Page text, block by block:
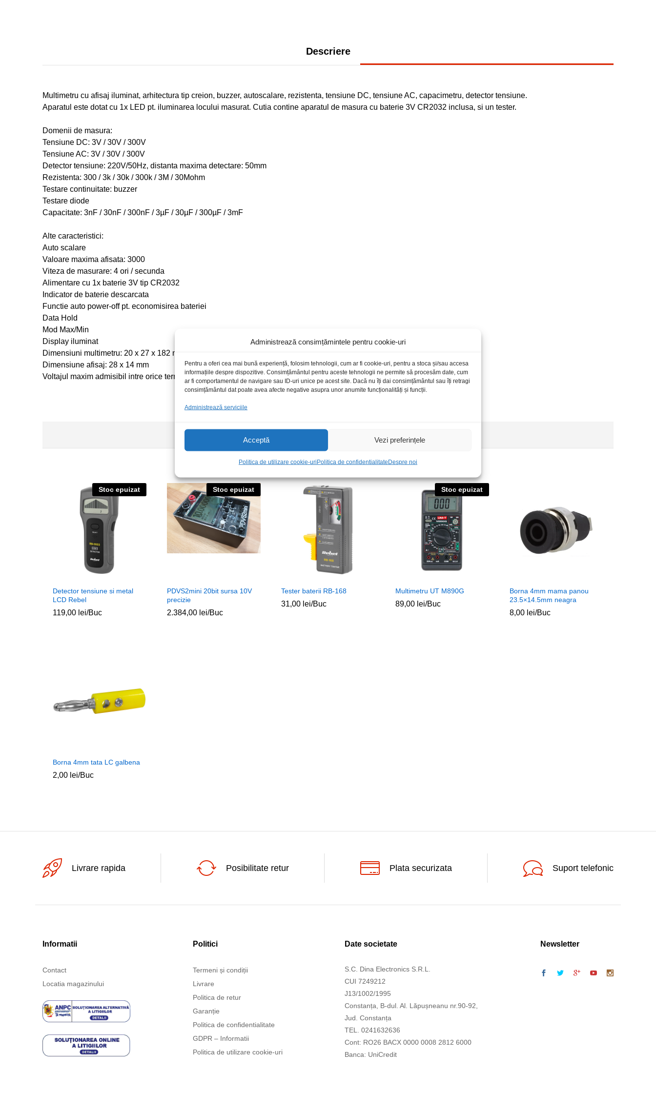
Administrează consimțămintele pentru cookie-uri
Pentru a oferi cea mai bună experiență, folosim tehnologii, cum ar fi cookie-uri, pentru a stoca și/sau accesa
informațiile despre dispozitive. Consimțământul pentru aceste tehnologii ne permite să procesăm date, cum
ar fi comportamentul de navigare sau ID-uri unice pe acest site. Dacă nu îți dai consimțământul sau îți retragi
consimțământul dat poate avea afecte negative asupra unor anumite funcționalități și funcții.
Administrează serviciile
Acceptă Vezi preferințele
Politica de utilizare cookie-uriPolitica de confidentialitateDespre noi
Descriere
Multimetru cu afisaj iluminat, arhitectura tip creion, buzzer, autoscalare, rezistenta, tensiune DC, tensiune AC, capacimetru, detector tensiune.
Aparatul este dotat cu 1x LED pt. iluminarea locului masurat. Cutia contine aparatul de masura cu baterie 3V CR2032 inclusa, si un tester.
Domenii de masura:
Tensiune DC: 3V / 30V / 300V
Tensiune AC: 3V / 30V / 300V
Detector tensiune: 220V/50Hz, distanta maxima detectare: 50mm
Rezistenta: 300 / 3k / 30k / 300k / 3M / 30Mohm
Testare continuitate: buzzer
Testare diode
Capacitate: 3nF / 30nF / 300nF / 3µF / 30µF / 300µF / 3mF
Alte caracteristici:
Auto scalare
Valoare maxima afisata: 3000
Viteza de masurare: 4 ori / secunda
Alimentare cu 1x baterie 3V tip CR2032
Indicator de baterie descarcata
Functie auto power-off pt. economisirea bateriei
Data Hold
Mod Max/Min
Display iluminat
Dimensiuni multimetru: 20 x 27 x 182 mm
Dimensiune afisaj: 28 x 14 mm
Voltajul maxim admisibil intre orice terminal si pamantare: 300V rms
Produse recomandate
Stoc epuizat
Detector tensiune si metal
LCD Rebel
119,00 lei/Buc
Stoc epuizat
PDVS2mini 20bit sursa 10V
precizie
2.384,00 lei/Buc
Tester baterii RB-168
31,00 lei/Buc
Stoc epuizat
Multimetru UT M890G
89,00 lei/Buc
Borna 4mm mama panou
23.5×14.5mm neagra
8,00 lei/Buc
Borna 4mm tata LC galbena
2,00 lei/Buc
Livrare rapida Posibilitate retur Plata securizata Suport telefonic
Informatii
Contact
Locatia magazinului
Politici
Termeni și condiții
Livrare
Politica de retur
Garanție
Politica de confidentialitate
GDPR – Informatii
Politica de utilizare cookie-uri
Date societate
S.C. Dina Electronics S.R.L.
CUI 7249212
J13/1002/1995
Constanța, B-dul. Al. Lăpușneanu nr.90-92,
Jud. Constanța
TEL. 0241632636
Cont: RO26 BACX 0000 0008 2812 6000
Banca: UniCredit
Newsletter